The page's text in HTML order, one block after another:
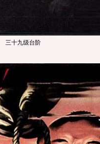
三十九级台阶